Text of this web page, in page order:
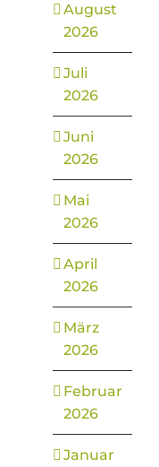
August
2026
Juli
2026
Juni
2026
Mai
2026
April
2026
März
2026
Februar
2026
Januar